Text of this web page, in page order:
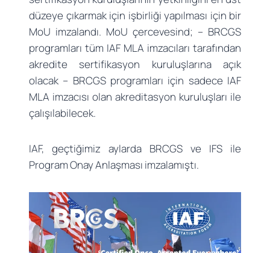
düzeye çıkarmak için işbirliği yapılması için bir
MoU imzalandı. MoU çercevesind; – BRCGS
programları tüm IAF MLA imzacıları tarafından
akredite sertifikasyon kuruluşlarına açık
olacak – BRCGS programları için sadece IAF
MLA imzacısı olan akreditasyon kuruluşları ile
çalışılabilecek.
IAF, geçtiğimiz aylarda BRCGS ve IFS ile
Program Onay Anlaşması imzalamıştı.